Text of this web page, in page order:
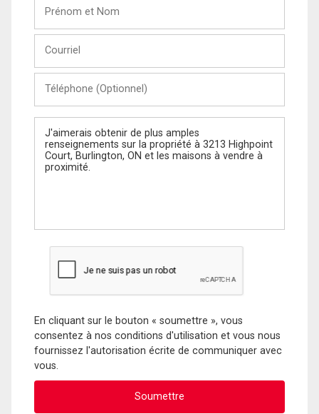
Nom
(Optionnel)
Message
En cliquant sur le bouton « soumettre », vous
consentez à nos conditions d'utilisation et vous nous
fournissez l'autorisation écrite de communiquer avec
vous.